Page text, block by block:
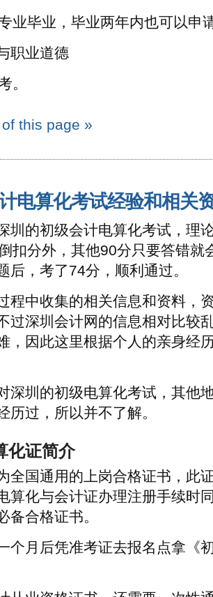
业毕业，毕业两年内也可以申
职业道德
。
this page »
电算化考试经验和相关
圳的初级会计电算化考试，理
扣分外，其他90分只要答错就
后，考了74分，顺利通过。
程中收集的相关信息和资料，
过深圳会计网的信息相对比较
，因此这里根据个人的亲身经
深圳的初级电算化考试，其他
历过，所以并不了解。
化证简介
全国通用的上岗合格证书，此
算化与会计证办理注册手续时
备合格证书。
个月后凭准考证去报名点拿《